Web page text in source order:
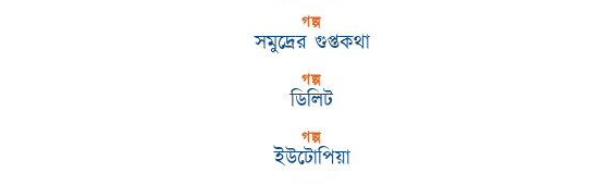
গল্প
সমুদ্রের গুপ্তকথা
গল্প
ডিলিট
গল্প
ইউটোপিয়া